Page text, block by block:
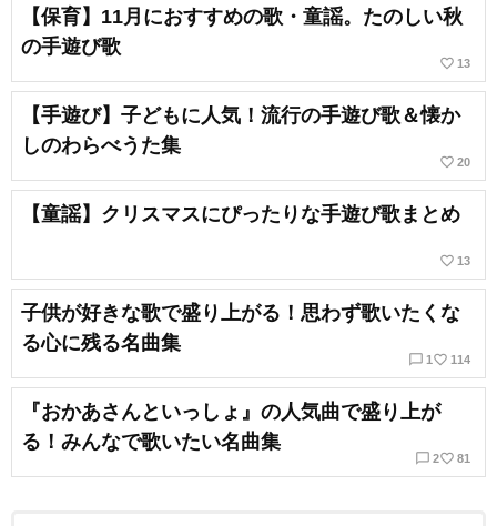
【保育】11月におすすめの歌・童謡。たのしい秋
の手遊び歌
favorite_border 13
【手遊び】子どもに人気！流行の手遊び歌＆懐か
しのわらべうた集
favorite_border 20
【童謡】クリスマスにぴったりな手遊び歌まとめ
favorite_border 13
子供が好きな歌で盛り上がる！思わず歌いたくな
る心に残る名曲集
chat_bubble_outline 1 favorite_border 114
『おかあさんといっしょ』の人気曲で盛り上が
る！みんなで歌いたい名曲集
chat_bubble_outline 2favorite_border 81